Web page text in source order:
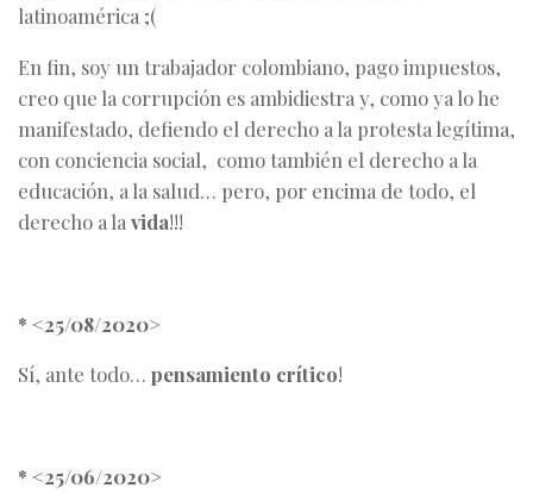
latinoamérica ;(
En fin, soy un trabajador colombiano, pago impuestos,
creo que la corrupción es ambidiestra y, como ya lo he
manifestado, defiendo el derecho a la protesta legítima,
con conciencia social, como también el derecho a la
educación, a la salud… pero, por encima de todo, el
derecho a la vida!!!
* <25/08/2020>
Sí, ante todo… pensamiento crítico!
* <25/06/2020>